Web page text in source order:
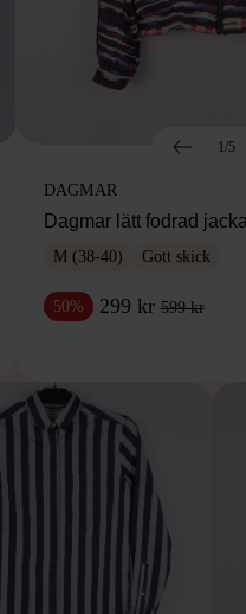
1/5
DAGMAR
Dagmar lätt fodrad
M (38-40) Gott skick
50% 299 kr599 kr